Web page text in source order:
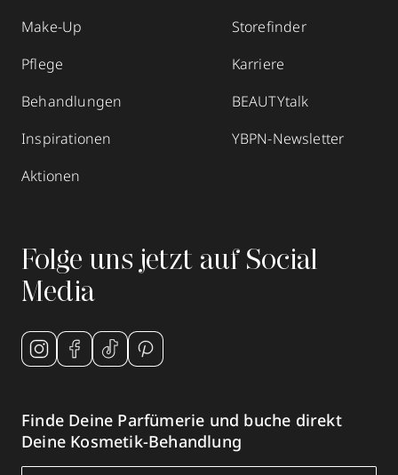
Make-Up
Pflege
Behandlungen
Inspirationen
Aktionen
Storefinder
Karriere
BEAUTYtalk
YBPN-Newsletter
Folge uns jetzt auf Social
Media
Finde Deine Parfümerie und buche direkt
Deine Kosmetik-Behandlung